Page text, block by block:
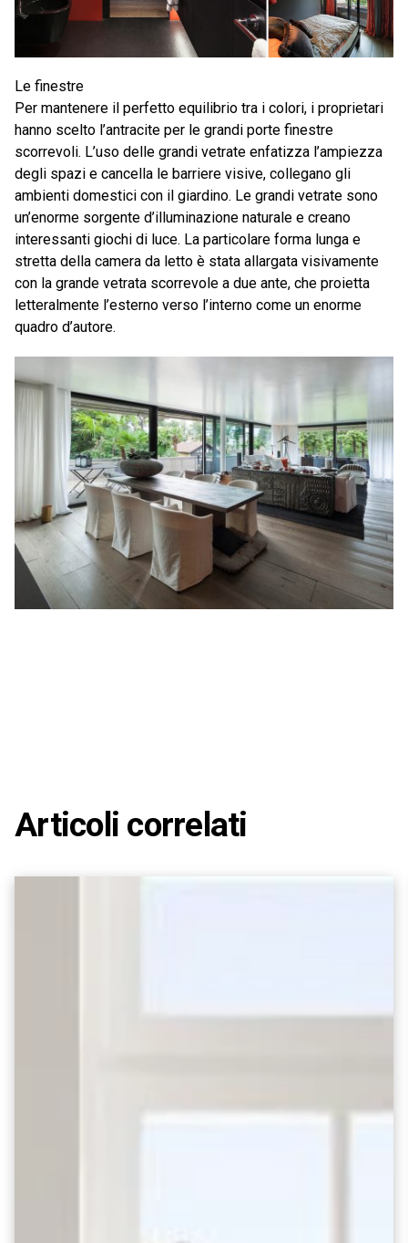
Le finestre
Per mantenere il perfetto equilibrio tra i colori, i proprietari
hanno scelto l’antracite per le grandi porte finestre
scorrevoli. L’uso delle grandi vetrate enfatizza l’ampiezza
degli spazi e cancella le barriere visive, collegano gli
ambienti domestici con il giardino. Le grandi vetrate sono
un’enorme sorgente d’illuminazione naturale e creano
interessanti giochi di luce. La particolare forma lunga e
stretta della camera da letto è stata allargata visivamente
con la grande vetrata scorrevole a due ante, che proietta
letteralmente l’esterno verso l’interno come un enorme
quadro d’autore.
Articoli correlati